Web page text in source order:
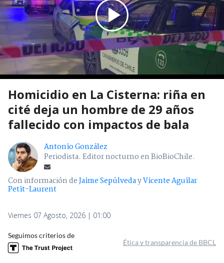
Homicidio en La Cisterna: riña en
cité deja un hombre de 29 años
fallecido con impactos de bala
Antonio González
Periodista. Editor nocturno en BioBioChile.
Con información deJaime SepúlvedayVicente Aguilar
Petit-Laurent
Viernes 07 Agosto, 2026 | 01:00
Seguimos criterios de
Ética y transparencia de BBCL